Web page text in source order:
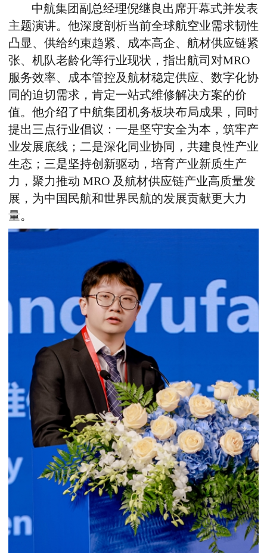
中航集团副总经理倪继良出席开幕式并发表
主题演讲。他深度剖析当前全球航空业需求韧性
凸显、供给约束趋紧、成本高企、航材供应链紧
张、机队老龄化等行业现状，指出航司对MRO
服务效率、成本管控及航材稳定供应、数字化协
同的迫切需求，肯定一站式维修解决方案的价
值。他介绍了中航集团机务板块布局成果，同时
提出三点行业倡议：一是坚守安全为本，筑牢产
业发展底线；二是深化同业协同，共建良性产业
生态；三是坚持创新驱动，培育产业新质生产
力，聚力推动 MRO 及航材供应链产业高质量发
展，为中国民航和世界民航的发展贡献更大力
量。